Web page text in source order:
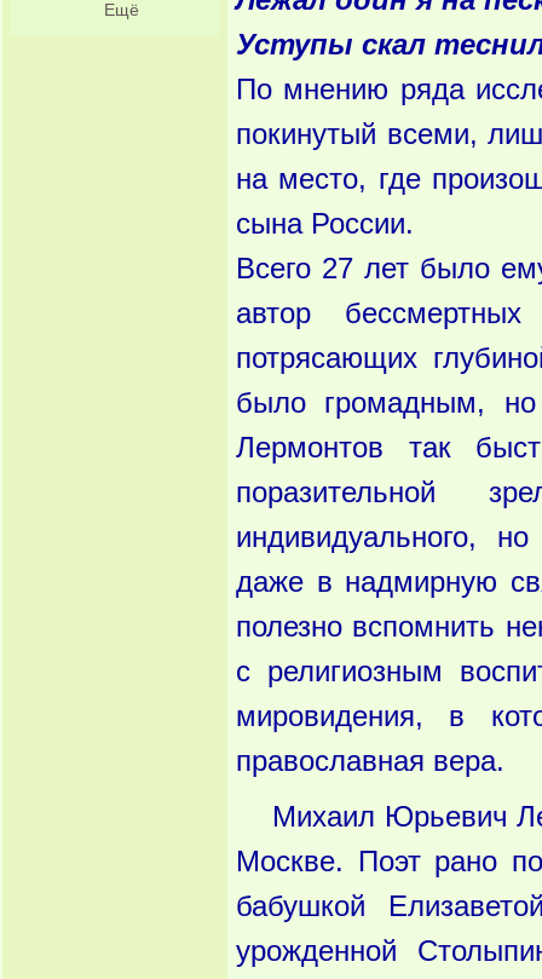
Ещё
Уступы скал
По мнению ряда
покинутый всеми,
на место, где
сына России.
Всего 27 лет было
автор
потрясающих
было громадным,
Лермонтов так
поразительной
индивидуального,
даже в надмирную
полезно вспомнить
с религиозным
мировидения, в
православная вера.
Михаил Юрьевич
Москве. Поэт рано
бабушкой
урожденной